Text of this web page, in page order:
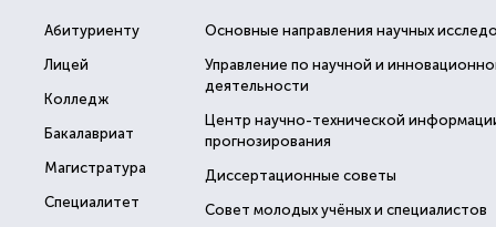
Абитуриенту
Лицей
Колледж
Бакалавриат
Магистратура
Специалитет
Основные направления научных
Управление по научной и
деятельности
Центр научно-технической
прогнозирования
Диссертационные советы
Совет молодых учёных и специалистов